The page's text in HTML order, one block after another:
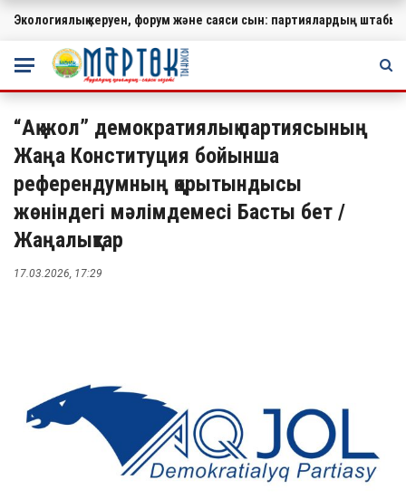
МАҢЫЗДЫ
Экологиялық керуен, форум және саяси сын: партиялардың
“Ақ жол” демократиялық партиясының
Жаңа Конституция бойынша
референдумның қорытындысы
жөніндегі мәлімдемесі Басты бет /
Жаңалықтар
17.03.2026, 17:29